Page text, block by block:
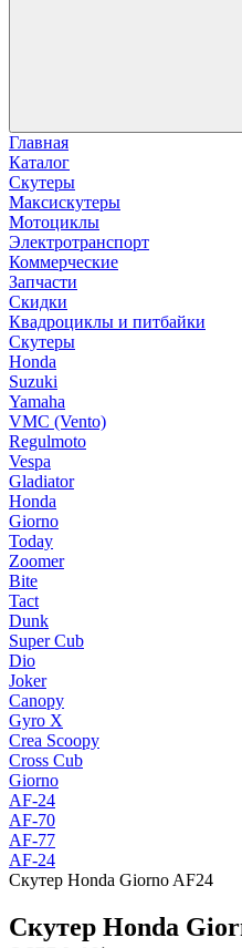
Главная
Каталог
Скутеры
Максискутеры
Мотоциклы
Электротранспорт
Коммерческие
Запчасти
Скидки
Квадроциклы и питбайки
Скутеры
Honda
Suzuki
Yamaha
VMC (Vento)
Regulmoto
Vespa
Gladiator
Honda
Giorno
Today
Zoomer
Bite
Tact
Dunk
Super Cub
Dio
Joker
Canopy
Gyro X
Crea Scoopy
Cross Cub
Giorno
AF-24
AF-70
AF-77
AF-24
Скутер Honda Giorno AF24
Скутер Honda